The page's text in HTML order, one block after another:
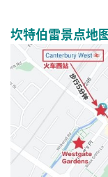
坎特伯雷景点地